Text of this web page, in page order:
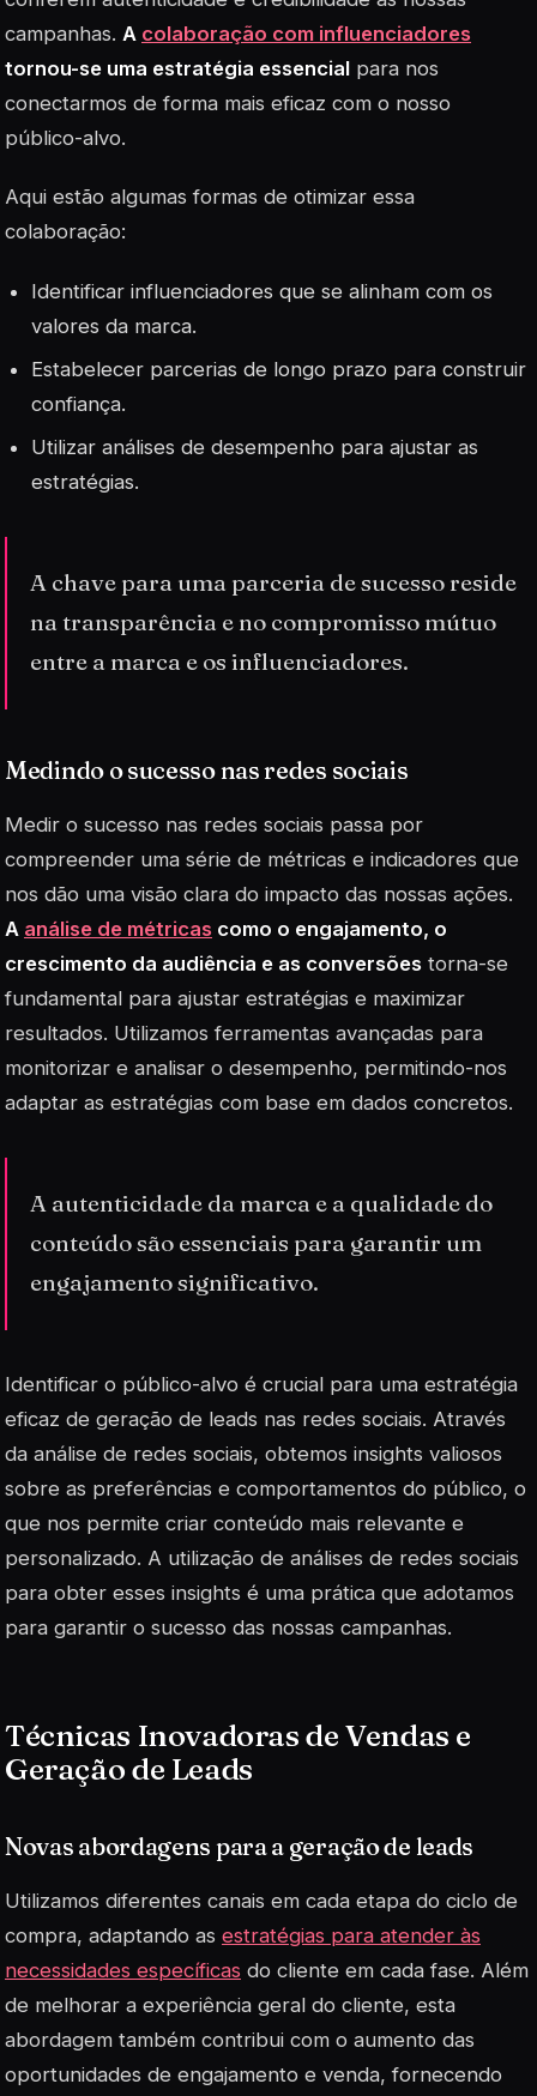
campanhas. A colaboração com influenciadores
tornou-se uma estratégia essencial para nos
conectarmos de forma mais eficaz com o nosso
público-alvo.
Aqui estão algumas formas de otimizar essa
colaboração:
Identificar influenciadores que se alinham com os
valores da marca.
Estabelecer parcerias de longo prazo para construir
confiança.
Utilizar análises de desempenho para ajustar as
estratégias.
A chave para uma parceria de sucesso reside
na transparência e no compromisso mútuo
entre a marca e os influenciadores.
Medindo o sucesso nas redes sociais
Medir o sucesso nas redes sociais passa por
compreender uma série de métricas e indicadores que
nos dão uma visão clara do impacto das nossas ações.
A análise de métricas como o engajamento, o
crescimento da audiência e as conversões torna-se
fundamental para ajustar estratégias e maximizar
resultados. Utilizamos ferramentas avançadas para
monitorizar e analisar o desempenho, permitindo-nos
adaptar as estratégias com base em dados concretos.
A autenticidade da marca e a qualidade do
conteúdo são essenciais para garantir um
engajamento significativo.
Identificar o público-alvo é crucial para uma estratégia
eficaz de geração de leads nas redes sociais. Através
da análise de redes sociais, obtemos insights valiosos
sobre as preferências e comportamentos do público, o
que nos permite criar conteúdo mais relevante e
personalizado. A utilização de análises de redes sociais
para obter esses insights é uma prática que adotamos
para garantir o sucesso das nossas campanhas.
Técnicas Inovadoras de Vendas e
Geração de Leads
Novas abordagens para a geração de leads
Utilizamos diferentes canais em cada etapa do ciclo de
compra, adaptando as estratégias para atender às
necessidades específicas do cliente em cada fase. Além
de melhorar a experiência geral do cliente, esta
abordagem também contribui com o aumento das
oportunidades de engajamento e venda, fornecendo